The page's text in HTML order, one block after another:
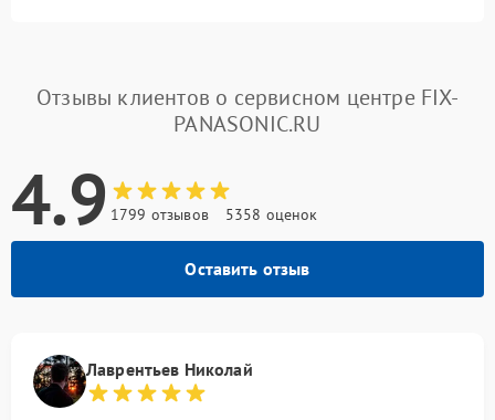
Отзывы клиентов о сервисном центре FIX-
PANASONIC.RU
4.9 1799 отзывов 5358 оценок
Оставить отзыв
Лаврентьев Николай